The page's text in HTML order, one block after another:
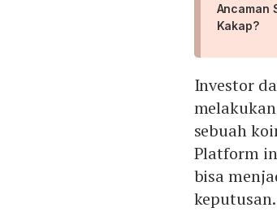
Ancaman
Kakap?
Investor
sebuah
Platform
bisa
keputusan.